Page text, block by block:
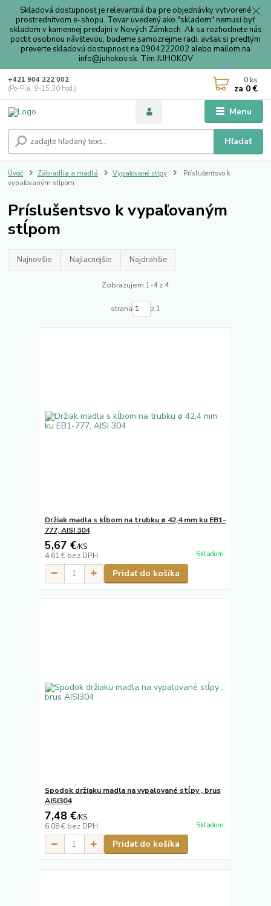
Skladová dostupnosť je relevantná iba pre objednávky vytvorené
prostrednítvom e-shopu. Tovar uvedený ako "skladom" nemusí byť
skladom v kamennej predajni v Nových Zámkoch. Ak sa rozhodnete nás
poctiť osobnou návštevou, budeme samozrejme radi, avšak si predtým
preverte skladovú dostupnosť na 0904222002 alebo mailom na
info@juhokov.sk. Tím JUHOKOV
Menu
Hľadať
+421 904 222 002
(Po-Pia, 9-15.30 hod.)
0 ks
za 0 €
Úvod Zábradlia a madlá Vypaľované stĺpy
Príslušentsvo k
vypaľovaným stĺpom
Príslušentsvo k vypaľovaným
stĺpom
Najnovšie Najlacnejšie Najdrahšie
Zobrazujem 1-4 z 4
strana z 1
Držiak madla s kĺbom na trubku ø 42,4 mm ku EB1-
777, AISI 304
5,67 €/KS
4,61 € bez DPH Skladom
Pridať do košíka
Spodok držiaku madla na vypalované stĺpy , brus
AISI304
7,48 €/KS
6,08 € bez DPH Skladom
Pridať do košíka